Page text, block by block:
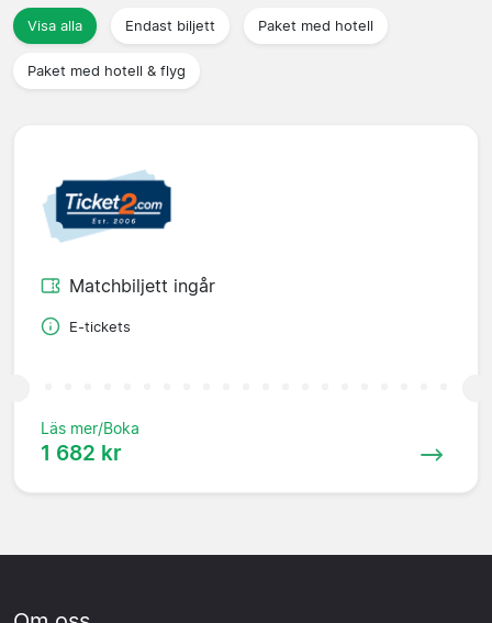
Resebyråer
Visa alla Endast biljett Paket med hotell
Paket med hotell & flyg
Matchbiljett ingår
E-tickets
Läs mer/Boka
1 682 kr